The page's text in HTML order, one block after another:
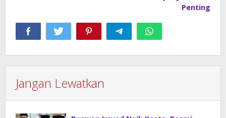
Penting
Jangan Lewatkan